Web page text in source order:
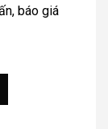
báo giá